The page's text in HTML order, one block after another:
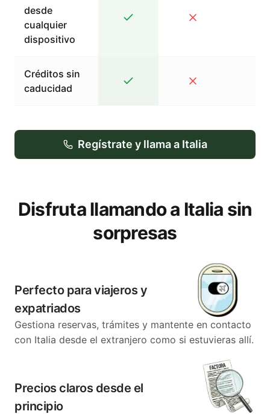
desde
cualquier
dispositivo
Créditos sin
caducidad
Regístrate y llama a Italia
Disfruta llamando a Italia sin
sorpresas
Perfecto para viajeros y
expatriados
Gestiona reservas, trámites y mantente en contacto
con Italia desde el extranjero como si estuvieras allí.
Precios claros desde el
principio